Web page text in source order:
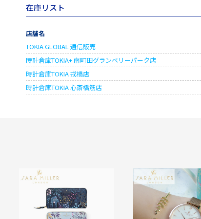
在庫リスト
店舗名
TOKIA GLOBAL 通信販売
時計倉庫TOKIA+ 南町田グランベリーパーク店
時計倉庫TOKIA 戎橋店
時計倉庫TOKIA 心斎橋筋店